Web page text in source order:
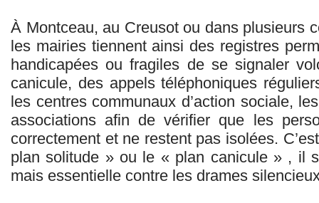
À Montceau, au Creusot ou dans plusieurs
les mairies tiennent ainsi des registres
handicapées ou fragiles de se signaler
canicule, des appels téléphoniques
les centres communaux d’action sociale,
associations afin de vérifier que les
correctement et ne restent pas isolées.
plan solitude » ou le « plan canicule » , il
mais essentielle contre les drames